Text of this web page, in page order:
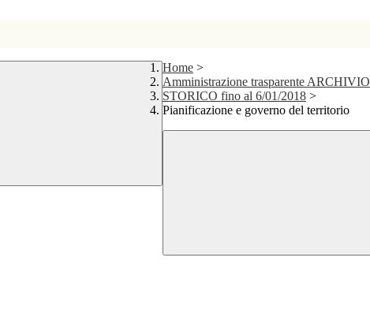
Home >
Amministrazione trasparente ARCHIVIO
STORICO fino al 6/01/2018 >
Pianificazione e governo del territorio